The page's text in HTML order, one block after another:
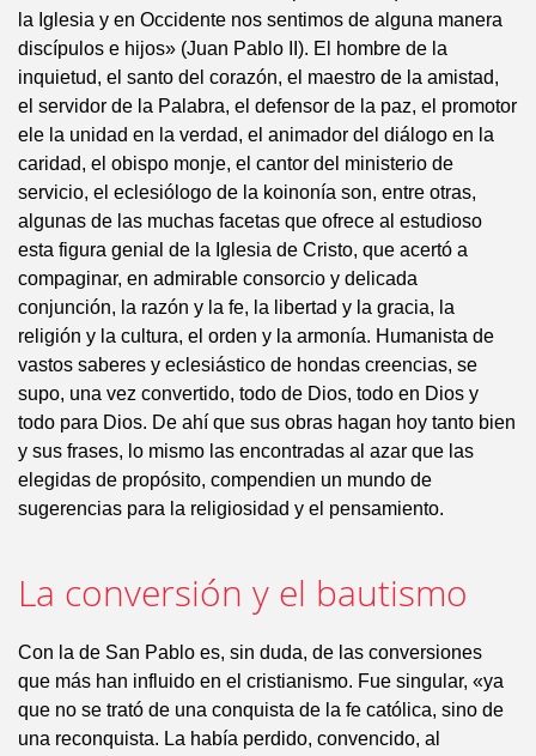
la Iglesia y en Occidente nos sentimos de alguna manera
discípulos e hijos» (Juan Pablo II). El hombre de la
inquietud, el santo del corazón, el maestro de la amistad,
el servidor de la Palabra, el defensor de la paz, el promotor
ele la unidad en la verdad, el animador del diálogo en la
caridad, el obispo monje, el cantor del ministerio de
servicio, el eclesiólogo de la koinonía son, entre otras,
algunas de las muchas facetas que ofrece al estudioso
esta figura genial de la Iglesia de Cristo, que acertó a
compaginar, en admirable consorcio y delicada
conjunción, la razón y la fe, la libertad y la gracia, la
religión y la cultura, el orden y la armonía. Humanista de
vastos saberes y eclesiástico de hondas creencias, se
supo, una vez convertido, todo de Dios, todo en Dios y
todo para Dios. De ahí que sus obras hagan hoy tanto bien
y sus frases, lo mismo las encontradas al azar que las
elegidas de propósito, compendien un mundo de
sugerencias para la religiosidad y el pensamiento.
La conversión y el bautismo
Con la de San Pablo es, sin duda, de las conversiones
que más han influido en el cristianismo. Fue singular, «ya
que no se trató de una conquista de la fe católica, sino de
una reconquista. La había perdido, convencido, al